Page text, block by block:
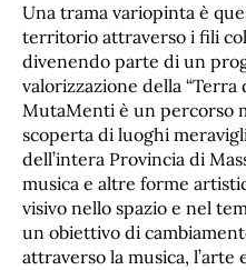
Una trama variopinta è
territorio attraverso i fili
divenendo parte di un
valorizzazione della “Terra
MutaMenti è un percorso
scoperta di luoghi
dell’intera Provincia di
musica e altre forme
visivo nello spazio e nel
un obiettivo di
attraverso la musica, l’arte